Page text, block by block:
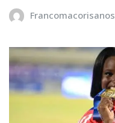
Francomacorisanos